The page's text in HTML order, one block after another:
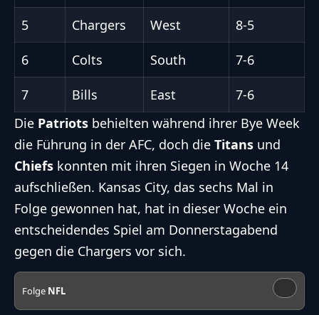
5 Chargers West 8-5
6 Colts South 7-6
7 Bills East
7-6
Die Patriots behielten während ihrer Bye Week
die Führung in der AFC, doch die Titans und
Chiefs konnten mit ihren Siegen in Woche 14
aufschließen. Kansas City, das sechs Mal in
Folge gewonnen hat, hat in dieser Woche ein
entscheidendes Spiel am Donnerstagabend
gegen die Chargers vor sich.
Folge NFL